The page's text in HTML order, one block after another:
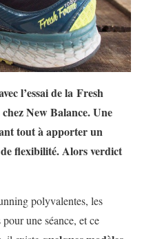
l’essai de la Fresh
New Balance. Une
tout à apporter un
flexibilité. Alors verdict
polyvalentes, les
une séance, et ce